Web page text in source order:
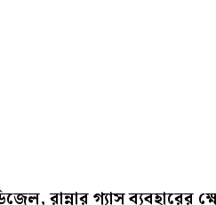
রান্নার গ্যাস ব্যবহারের